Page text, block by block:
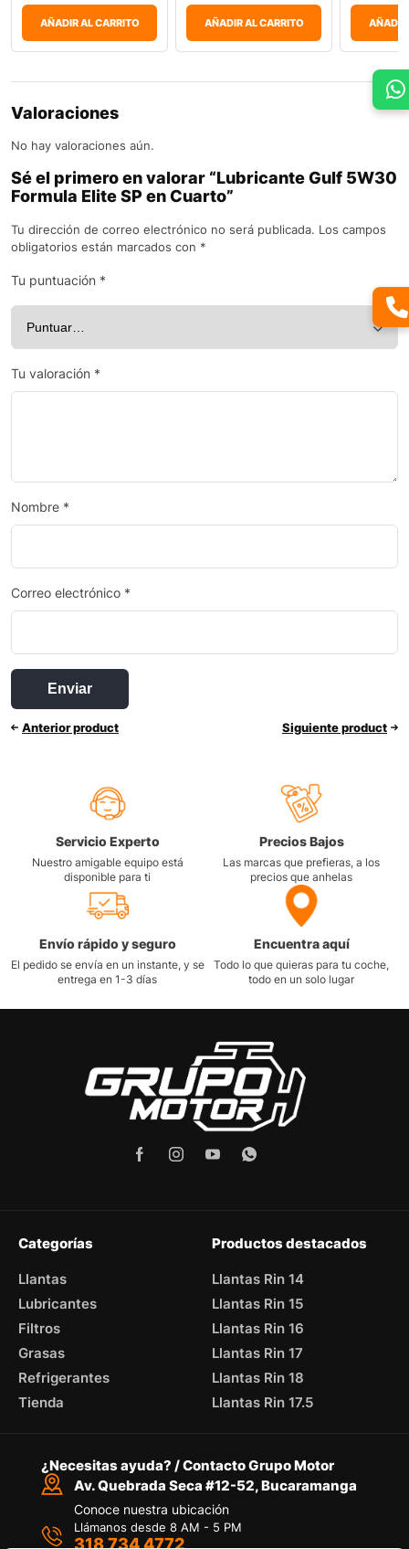
AÑADIR AL CARRITO AÑADIR AL CARRITO AÑADIR
Valoraciones
No hay valoraciones aún.
Sé el primero en valorar “Lubricante Gulf 5W30
Formula Elite SP en Cuarto”
Tu dirección de correo electrónico no será publicada. Los campos
obligatorios están marcados con *
Tu puntuación *
Tu valoración *
Nombre *
Correo electrónico *
Anterior product Siguiente product
Servicio Experto
Nuestro amigable equipo está
disponible para ti
Precios Bajos
Las marcas que prefieras, a los
precios que anhelas
Envío rápido y seguro
El pedido se envía en un instante, y se
entrega en 1-3 días
Encuentra aquí
Todo lo que quieras para tu coche,
todo en un solo lugar
Categorías
Llantas
Lubricantes
Filtros
Grasas
Refrigerantes
Tienda
Productos destacados
Llantas Rin 14
Llantas Rin 15
Llantas Rin 16
Llantas Rin 17
Llantas Rin 18
Llantas Rin 17.5
¿Necesitas ayuda? / Contacto Grupo Motor
Av. Quebrada Seca #12-52, Bucaramanga
Conoce nuestra ubicación
Llámanos desde 8 AM - 5 PM
318 734 4772